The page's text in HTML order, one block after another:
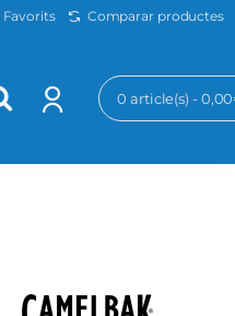
Favorits Comparar productes
0 article(s) -